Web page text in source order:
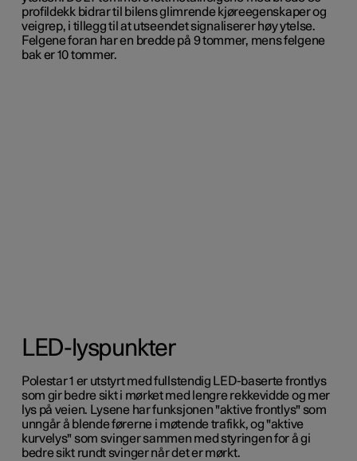
profildekk bidrar til bilens glimrende kjøreegenskaper og
veigrep, i tillegg til at utseendet signaliserer høy ytelse.
Felgene foran har en bredde på 9 tommer, mens felgene
bak er 10 tommer.
LED-lyspunkter
Polestar 1 er utstyrt med fullstendig LED-baserte frontlys
som gir bedre sikt i mørket med lengre rekkevidde og mer
lys på veien. Lysene har funksjonen "aktive frontlys" som
unngår å blende førerne i møtende trafikk, og "aktive
kurvelys" som svinger sammen med styringen for å gi
bedre sikt rundt svinger når det er mørkt.